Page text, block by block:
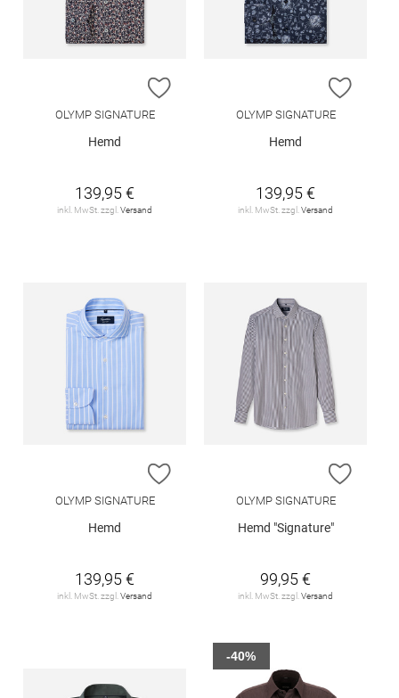
ZUR WUNSCHLISTE HINZUFÜGEN
OLYMP SIGNATURE
Hemd
139,95 €
inkl. MwSt. zzgl. Versand
ZUR
OLYMP SIGNATURE
Hemd
139,95 €
inkl. MwSt. zzgl. Versand
ZUR WUNSCHLISTE HINZUFÜGEN
OLYMP SIGNATURE
Hemd
139,95 €
inkl. MwSt. zzgl. Versand
ZUR
OLYMP SIGNATURE
Hemd "Signature"
99,95 €
inkl. MwSt. zzgl. Versand
-40%